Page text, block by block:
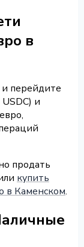
в
перейдите
и
продать
купить
в Каменском.